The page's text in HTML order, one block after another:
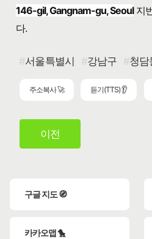
146-gil, Gangnam-gu, Seoul지
다.
서울특별시 강남구 청담
주소복사 🚀 듣기(TTS) 👂
이전
구글 지도 🧭
카카오맵 🐤